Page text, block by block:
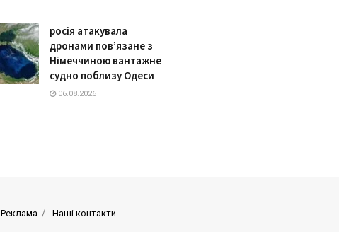
росія атакувала
дронами пов’язане з
Німеччиною вантажне
судно поблизу Одеси
06.08.2026
Реклама Наші контакти